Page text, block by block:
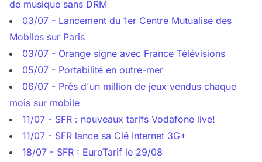
de musique sans DRM
03/07 - Lancement du 1er Centre Mutualisé des
Mobiles sur Paris
03/07 - Orange signe avec France Télévisions
05/07 - Portabilité en outre-mer
06/07 - Près d'un million de jeux vendus chaque
mois sur mobile
11/07 - SFR : nouveaux tarifs Vodafone live!
11/07 - SFR lance sa Clé Internet 3G+
18/07 - SFR : EuroTarif le 29/08